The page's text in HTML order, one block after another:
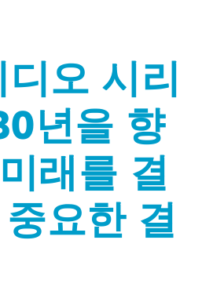
오 시리
년을 향
래를 결
요한 결